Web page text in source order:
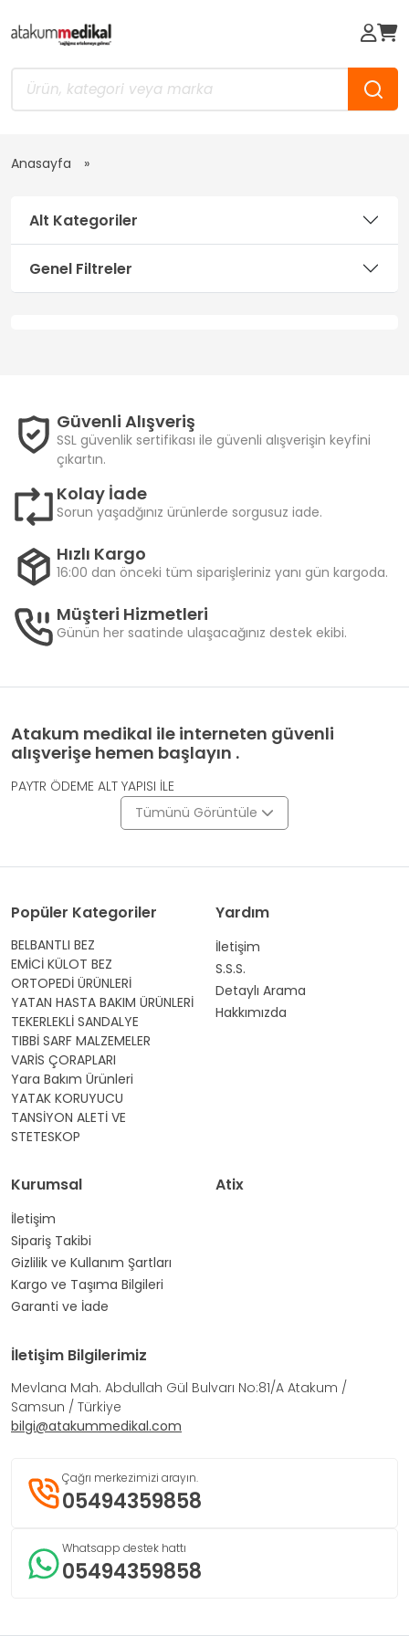
Anasayfa
Alt Kategoriler
Genel Filtreler
Güvenli Alışveriş
SSL güvenlik sertifikası ile güvenli alışverişin keyfini
çıkartın.
Kolay İade
Sorun yaşadğınız ürünlerde sorgusuz iade.
Hızlı Kargo
16:00 dan önceki tüm siparişleriniz yanı gün kargoda.
Müşteri Hizmetleri
Günün her saatinde ulaşacağınız destek ekibi.
Atakum medikal ile interneten güvenli
alışverişe hemen başlayın .
PAYTR ÖDEME ALT YAPISI İLE
Tümünü Görüntüle
Popüler Kategoriler
BELBANTLI BEZ
EMİCİ KÜLOT BEZ
ORTOPEDİ ÜRÜNLERİ
YATAN HASTA BAKIM ÜRÜNLERİ
TEKERLEKLİ SANDALYE
TIBBİ SARF MALZEMELER
VARİS ÇORAPLARI
Yara Bakım Ürünleri
YATAK KORUYUCU
TANSİYON ALETİ VE
STETESKOP
Yardım
İletişim
S.S.S.
Detaylı Arama
Hakkımızda
Kurumsal
İletişim
Sipariş Takibi
Gizlilik ve Kullanım Şartları
Kargo ve Taşıma Bilgileri
Garanti ve İade
Atix
İletişim Bilgilerimiz
Mevlana Mah. Abdullah Gül Bulvarı No:81/A Atakum /
Samsun / Türkiye
bilgi@atakummedikal.com
Çağrı merkezimizi arayın.
05494359858
Whatsapp destek hattı
05494359858